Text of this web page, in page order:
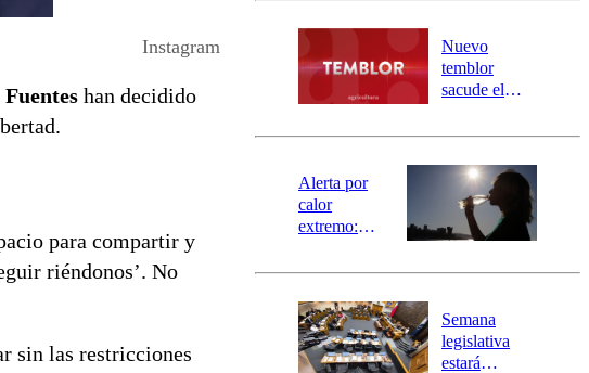
Instagram
han decidido
para compartir y
riéndonos’. No
sin las restricciones
río Damas:
activa
mensajería
SAE
Nuevo
temblor
sacude el
revisa la
epicentro
Alerta por
calor
extremo:
activa Alerta
Preventiva en
tres comunas
Semana
legislativa
estará